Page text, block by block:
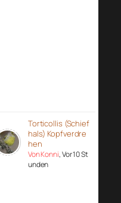
Torticollis (Schief
hals) Kopfverdre
hen
Von Konni, Vor 10 St
unden